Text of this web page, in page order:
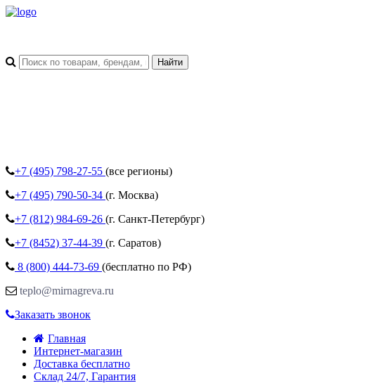
+7 (495) 798-27-55 (все регионы)
+7 (495) 790-50-34 (г. Москва)
+7 (812) 984-69-26 (г. Санкт-Петербург)
+7 (8452) 37-44-39 (г. Саратов)
8 (800) 444-73-69 (бесплатно по РФ)
teplo@mirnagreva.ru
Заказать звонок
Главная
Интернет-магазин
Доставка бесплатно
Склад 24/7, Гарантия